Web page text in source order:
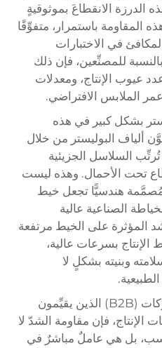
الدرزة الانقطاعَ بموثوقيةٍ
المقاومة باستمرار، متفوِّقًا
في الاختبارات
للمصنِّعين، فإن ذلك
عيوب الإنتاج، ومعدلات
عمر الملابس الافتراضي.
بشكل كبير في هذه
ألياف البوليستر من خلال
السلاسل الجزيئية
تحت الأحمال. وهذه ليست
هندسيًّا تجعل خيط
الصناعية عالية
المؤثرة على الخيط مرتفعة
بسرعات عالية،
وبنيته بشكلٍ لا
وبالنسبة للمشترين من الشركات (B2B) الذين يقيِّمون
الإنتاج، فإن مقاومة الشدّ لا
بل هي عاملٌ مباشرٌ في